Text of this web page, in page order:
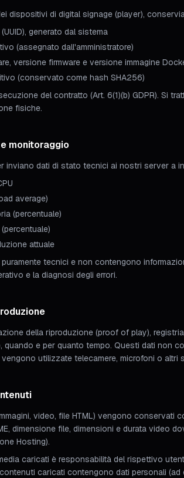
dispositivi di digital signage (player),
generato dal sistema
(assegnato dall'amministratore)
versione firmware e versione immagine
(conservato come hash SHA256)
del contratto (Art. 6(1)(b) GDPR). Si
fisiche.
monitoraggio
inviano dati di stato tecnici ai nostri server a
average)
(percentuale)
attuale
tecnici e non contengono
e la diagnosi degli errori.
della riproduzione (proof of play),
quando e per quanto tempo. Questi dati non
utilizzate telecamere, microfoni o altri
video, file HTML) vengono conservati
dimensione file, dimensioni e durata video
Hosting).
caricati è responsabilità del rispettivo
caricati contengono dati personali (ad